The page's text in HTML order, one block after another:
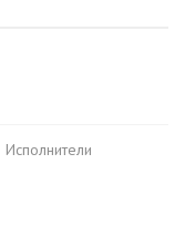
Исполнители